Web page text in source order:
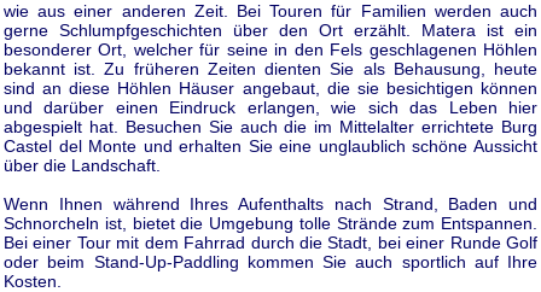
wie aus einer anderen Zeit. Bei Touren für Familien werden auch
gerne Schlumpfgeschichten über den Ort erzählt. Matera ist ein
besonderer Ort, welcher für seine in den Fels geschlagenen Höhlen
bekannt ist. Zu früheren Zeiten dienten Sie als Behausung, heute
sind an diese Höhlen Häuser angebaut, die sie besichtigen können
und darüber einen Eindruck erlangen, wie sich das Leben hier
abgespielt hat. Besuchen Sie auch die im Mittelalter errichtete Burg
Castel del Monte und erhalten Sie eine unglaublich schöne Aussicht
über die Landschaft.
Wenn Ihnen während Ihres Aufenthalts nach Strand, Baden und
Schnorcheln ist, bietet die Umgebung tolle Strände zum Entspannen.
Bei einer Tour mit dem Fahrrad durch die Stadt, bei einer Runde Golf
oder beim Stand-Up-Paddling kommen Sie auch sportlich auf Ihre
Kosten.